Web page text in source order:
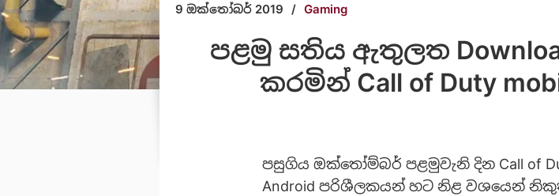
9 ඔක්තෝබර් 2019 / Gaming
පළමු සතිය ඇතුලත
කරමින් Call of Duty
පසුගිය ඔක්තෝම්බර් පළමුවැනි දින Call of
Android පරිශීලකයන් හට නිළ වශයෙන්